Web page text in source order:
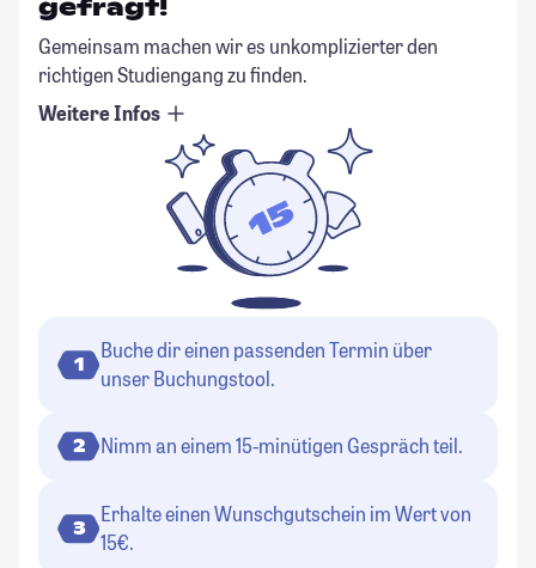
gefragt!
Gemeinsam machen wir es unkomplizierter den
richtigen Studiengang zu finden.
Weitere Infos
1
Buche dir einen passenden Termin über
unser Buchungstool.
2 Nimm an einem 15-minütigen Gespräch teil.
3
Erhalte einen Wunschgutschein im Wert von
15€.